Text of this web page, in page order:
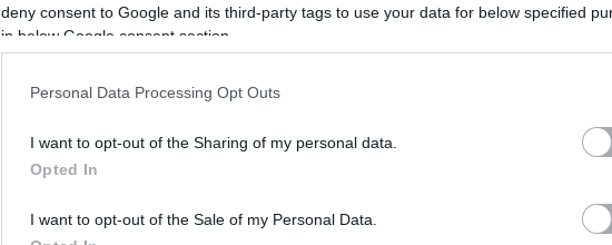
deny consent to Google and its third-party tags to use your data for below specified
in below Google consent section.
Personal Data Processing Opt Outs
I want to opt-out of the Sharing of my personal data.
Opted In
I want to opt-out of the Sale of my Personal Data.